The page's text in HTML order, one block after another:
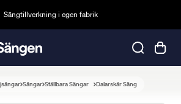
Sängtillverkning i egen fabrik
Sängar Ställbara Sängar Dalarskär Säng